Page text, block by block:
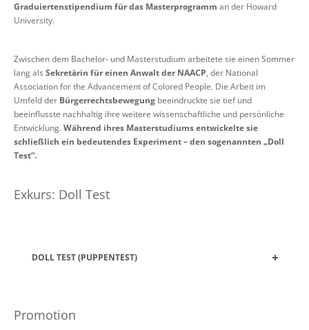
Graduiertenstipendium für das Masterprogramm an der Howard
University.
Zwischen dem Bachelor- und Masterstudium arbeitete sie einen Sommer
lang alsSekretärin für einen Anwalt der NAACP, der National
Association for the Advancement of Colored People. Die Arbeit im
Umfeld der Bürgerrechtsbewegung beeindruckte sie tief und
beeinflusste nachhaltig ihre weitere wissenschaftliche und persönliche
Entwicklung.Während ihres Masterstudiums entwickelte sie
schließlich ein bedeutendes Experiment – den sogenannten „Doll
Test“.
Exkurs: Doll Test
DOLL TEST (PUPPENTEST)
Promotion